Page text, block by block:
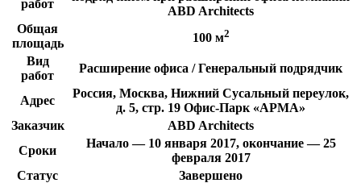
работ
ABD Architects
Общая
площадь
100 м2
Вид
работ
Расширение офиса / Генеральный подрядчик
Адрес
Россия, Москва, Нижний Сусальный переулок,
д. 5, стр. 19 Офис-Парк «АРМА»
Заказчик
ABD Architects
Сроки
Начало — 10 января 2017, окончание — 25
февраля 2017
Статус
Завершено